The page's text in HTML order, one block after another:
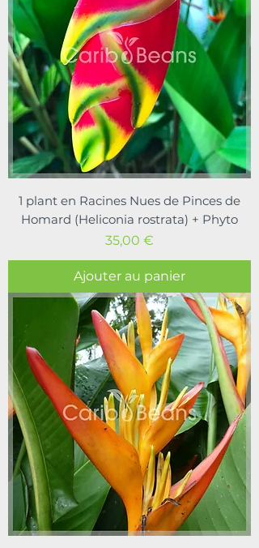
1 plant en Racines Nues de Pinces de
Homard (Heliconia rostrata) + Phyto
Prix
35,00 €
Ajouter au panier